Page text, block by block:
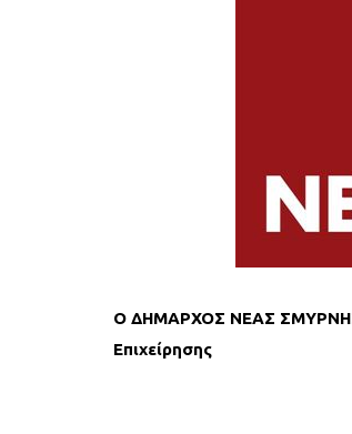
Ο ΔΗΜΑΡΧΟΣ ΝΕΑΣ
Επιχείρησης